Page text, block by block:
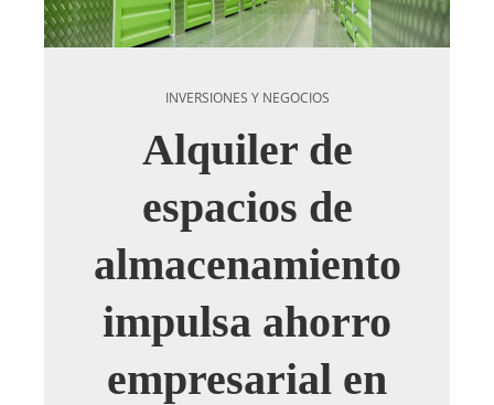
INVERSIONES Y NEGOCIOS
Alquiler de
espacios de
almacenamiento
impulsa ahorro
empresarial en